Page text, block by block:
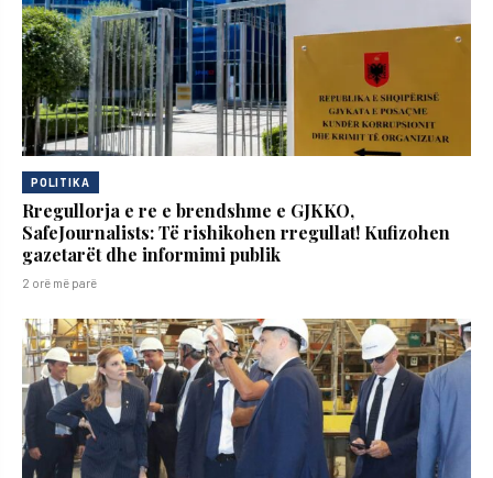
POLITIKA
Rregullorja e re e brendshme e GJKKO,
SafeJournalists: Të rishikohen rregullat! Kufizohen
gazetarët dhe informimi publik
2 orë më parë